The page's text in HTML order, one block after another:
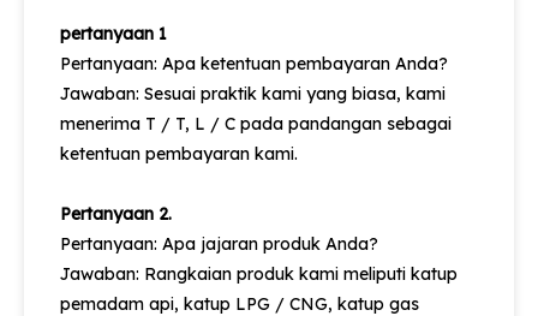
pertanyaan 1
Pertanyaan: Apa ketentuan pembayaran Anda?
Jawaban: Sesuai praktik kami yang biasa, kami
menerima T / T, L / C pada pandangan sebagai
ketentuan pembayaran kami.
Pertanyaan 2.
Pertanyaan: Apa jajaran produk Anda?
Jawaban: Rangkaian produk kami meliputi katup
pemadam api, katup LPG / CNG, katup gas